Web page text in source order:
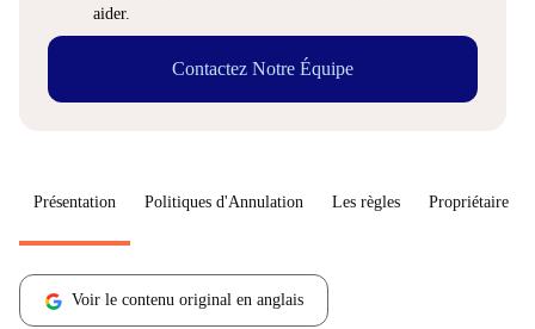
aider.
Contactez Notre Équipe
Présentation Politiques d'Annulation Les règles Propriétaire
Voir le contenu original en anglais